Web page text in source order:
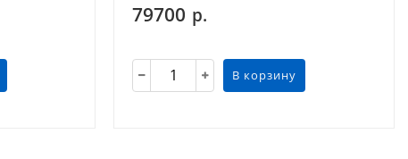
79700 р.
В корзину